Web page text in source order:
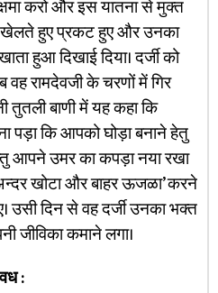
करो और इस यातना से मुक्त
खेलते हुए प्रकट हुए और उनका
हुआ दिखाई दिया। दर्जी को
रामदेवजी के चरणों में गिर
तुतली बाणी में यह कहा कि
पड़ा कि आपको घोड़ा बनाने हेतु
आपने उमर का कपड़ा नया रखा
खोटा और बाहर ऊजळा’ करने
उसी दिन से वह दर्जी उनका भक्त
जीविका कमाने लगा।
: